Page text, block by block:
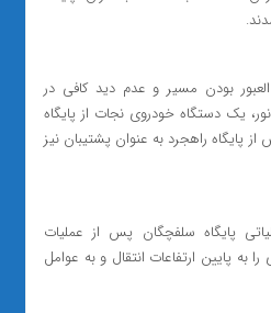
بودن مسیر و عدم دید کافی در
یک دستگاه خودروی نجات از پایگاه
پایگاه راهجرد به عنوان پشتیبان نیز
پایگاه سلفچگان پس از عملیات
پایین ارتفاعات انتقال و به عوامل